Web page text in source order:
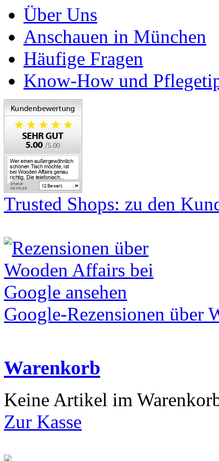
Über Uns
Anschauen in München
Häufige Fragen
Know-How und
Trusted Shops: zu den
Google-Rezensionen über
Warenkorb
Keine Artikel im
Zur Kasse